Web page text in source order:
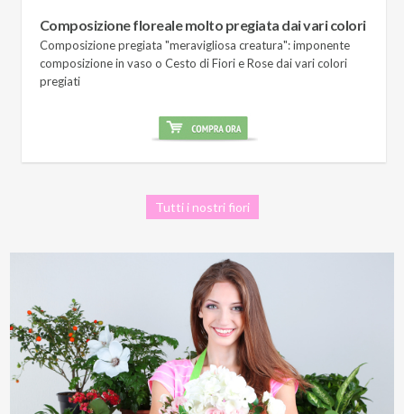
Composizione floreale molto pregiata dai vari colori
Composizione pregiata "meravigliosa creatura": imponente
composizione in vaso o Cesto di Fiori e Rose dai vari colori
pregiati
Tutti i nostri fiori